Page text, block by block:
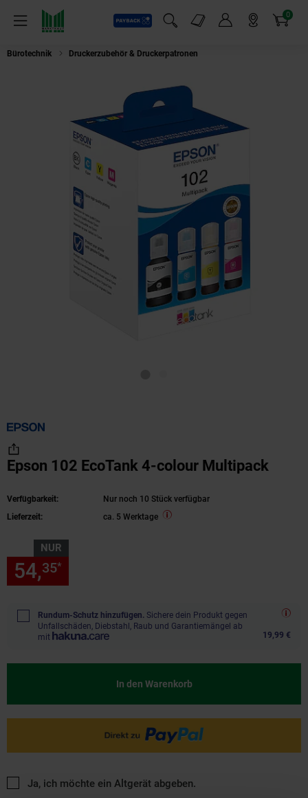
Menü
Payback
Suchfeld einblenden
Markt-Angebote 0
Artikel
Bürotechnik Druckerzubehör & Druckerpatronen
Epson 102 EcoTank 4-colour Multipack
Verfügbarkeit:
Nur noch 10 Stück verfügbar
Lieferzeit:
ca. 5 Werktage
NUR
54,35*
Rundum-Schutz hinzufügen. Sichere dein Produkt gegen
Unfallschäden, Diebstahl, Raub und Garantiemängel ab
mit
19,99 €
In den Warenkorb
Ja, ich möchte ein Altgerät abgeben.